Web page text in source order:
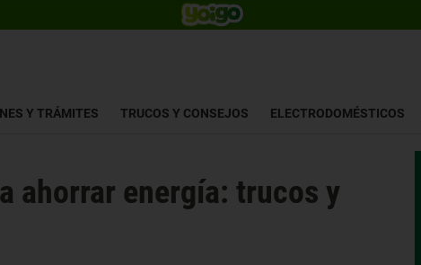
Y TRÁMITES TRUCOS Y CONSEJOS ELECTRODOMÉSTICOS
ahorrar energía: trucos y